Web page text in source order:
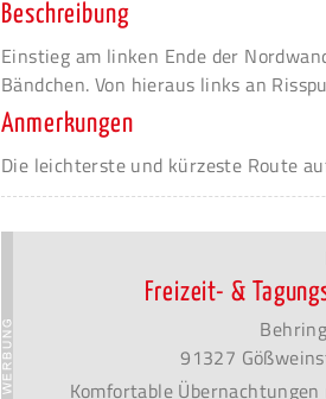
Beschreibung
Einstieg am linken Ende der
Bändchen. Von hieraus links an
Anmerkungen
Die leichterste und kürzeste Route
Freizeit- &
91327
Komfortable